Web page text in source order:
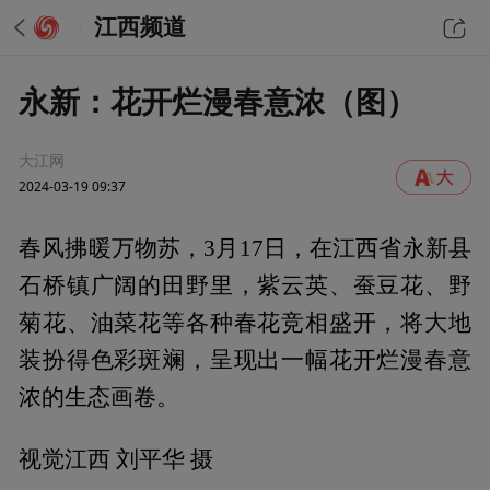
江西频道
永新：花开烂漫春意浓（图）
大江网
2024-03-19 09:37
春风拂暖万物苏，3月17日，在江西省永新县
石桥镇广阔的田野里，紫云英、蚕豆花、野
菊花、油菜花等各种春花竞相盛开，将大地
装扮得色彩斑斓，呈现出一幅花开烂漫春意
浓的生态画卷。
视觉江西 刘平华 摄